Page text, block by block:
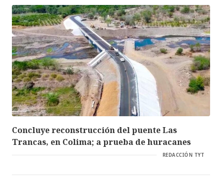
Concluye reconstrucción del puente Las
Trancas, en Colima; a prueba de huracanes
REDACCIÓN TYT